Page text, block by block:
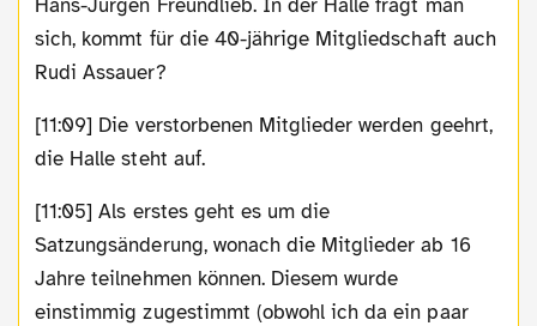
Hans-Jürgen Freundlieb. In der Halle fragt man
sich, kommt für die 40-jährige Mitgliedschaft auch
Rudi Assauer?
[11:09] Die verstorbenen Mitglieder werden geehrt,
die Halle steht auf.
[11:05] Als erstes geht es um die
Satzungsänderung, wonach die Mitglieder ab 16
Jahre teilnehmen können. Diesem wurde
einstimmig zugestimmt (obwohl ich da ein paar